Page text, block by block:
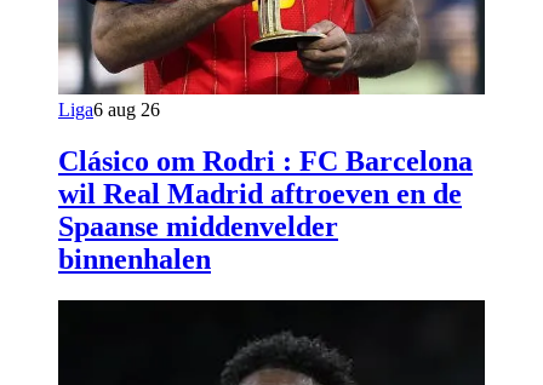
Liga6 aug 26
Clásico om Rodri : FC Barcelona
wil Real Madrid aftroeven en de
Spaanse middenvelder
binnenhalen